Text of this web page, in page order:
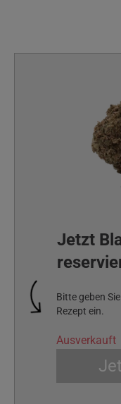
Jetzt
Bitte geben
Rezept ein.
Ausverkauft